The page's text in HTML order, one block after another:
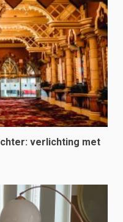
verlichting met